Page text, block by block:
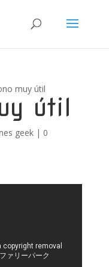
muy útil
útil
geek| 0